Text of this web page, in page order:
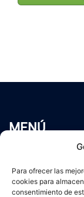
Para ofrecer las
cookies para
consentimiento de
MENÚ
Servicios
Blog